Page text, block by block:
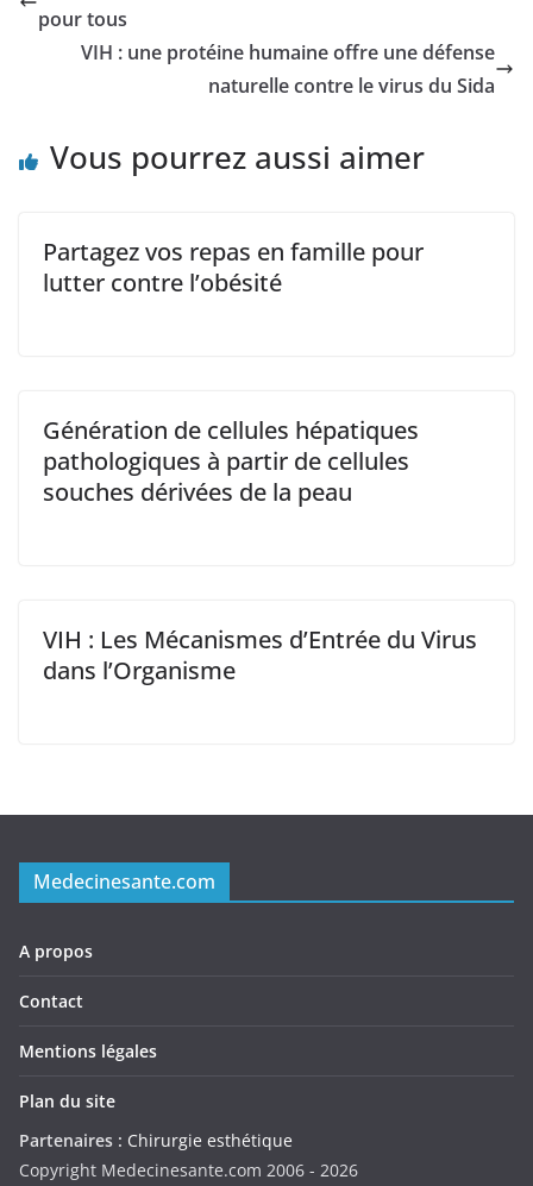
pour tous
VIH : une protéine humaine offre une défense
naturelle contre le virus du Sida
Vous pourrez aussi aimer
Partagez vos repas en famille pour
lutter contre l’obésité
Génération de cellules hépatiques
pathologiques à partir de cellules
souches dérivées de la peau
VIH : Les Mécanismes d’Entrée du Virus
dans l’Organisme
Medecinesante.com
A propos
Contact
Mentions légales
Plan du site
Partenaires : Chirurgie esthétique
Copyright Medecinesante.com 2006 - 2026